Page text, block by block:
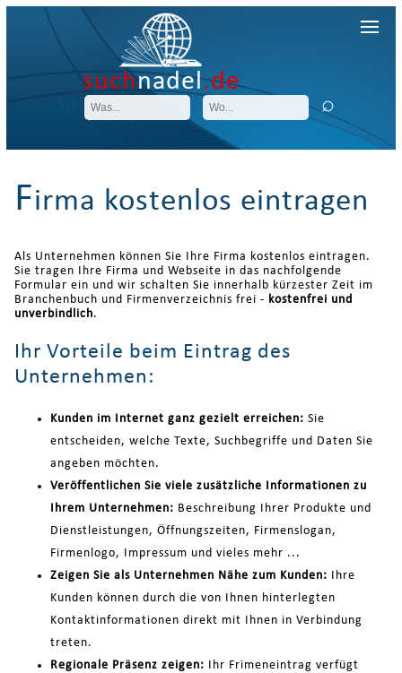
suchnadel.de
Firma kostenlos eintragen
Als Unternehmen können Sie Ihre Firma kostenlos eintragen.
Sie tragen Ihre Firma und Webseite in das nachfolgende
Formular ein und wir schalten Sie innerhalb kürzester Zeit im
Branchenbuch und Firmenverzeichnis frei - kostenfrei und
unverbindlich.
Ihr Vorteile beim Eintrag des
Unternehmen:
Kunden im Internet ganz gezielt erreichen: Sie
entscheiden, welche Texte, Suchbegriffe und Daten Sie
angeben möchten.
Veröffentlichen Sie viele zusätzliche Informationen zu
Ihrem Unternehmen: Beschreibung Ihrer Produkte und
Dienstleistungen, Öffnungszeiten, Firmenslogan,
Firmenlogo, Impressum und vieles mehr ...
Zeigen Sie als Unternehmen Nähe zum Kunden: Ihre
Kunden können durch die von Ihnen hinterlegten
Kontaktinformationen direkt mit Ihnen in Verbindung
treten.
Regionale Präsenz zeigen: Ihr Frimeneintrag verfügt